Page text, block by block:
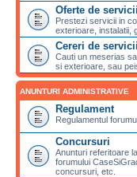
Oferte de servicii
Prestezi servicii in
exterioare, instalatii,
Cereri de servicii
Cauti un meserias
si exterioare, sau
ANUNTURI ADMINISTRATIVE
Regulament
Regulamentul
Concursuri
Anunturi referitoare
forumului
concursuri, etc.